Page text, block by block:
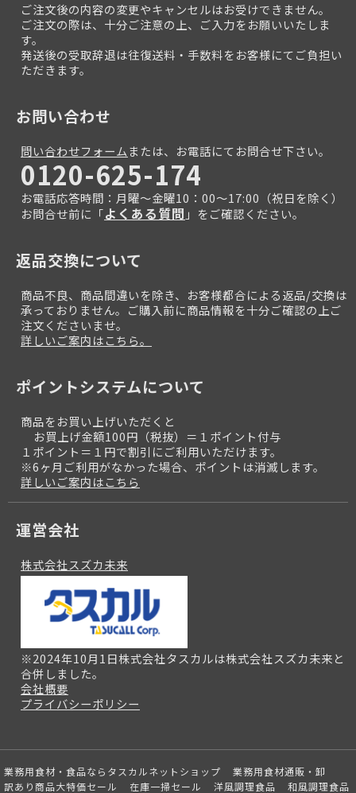
ご注文後の内容の変更やキャンセルはお受けできません。
ご注文の際は、十分ご注意の上、ご入力をお願いいたしま
す。
発送後の受取辞退は往復送料・手数料をお客様にてご負担い
ただきます。
お問い合わせ
問い合わせフォームまたは、お電話にてお問合せ下さい。
0120-625-174
お電話応答時間：月曜～金曜10：00～17:00（祝日を除く）
お問合せ前に「よくある質問 」をご確認ください。
返品交換について
商品不良、商品間違いを除き、お客様都合による返品/交換は
承っておりません。ご購入前に商品情報を十分ご確認の上ご
注文くださいませ。
詳しいご案内はこちら。
ポイントシステムについて
商品をお買い上げいただくと
お買上げ金額100円（税抜）＝１ポイント付与
１ポイント＝１円で割引にご利用いただけます。
※6ヶ月ご利用がなかった場合、ポイントは消滅します。
詳しいご案内はこちら
運営会社
株式会社スズカ未来
※2024年10月1日株式会社タスカルは株式会社スズカ未来と
合併しました。
会社概要
プライバシーポリシー
業務用食材・食品ならタスカルネットショップ
業務用食材通販・卸
訳あり商品大特価セール
在庫一掃セール 洋風調理食品 和風調理食品